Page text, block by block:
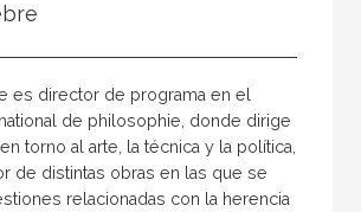
es director de programa en el
de philosophie, donde dirige
torno al arte, la técnica y la política,
de distintas obras en las que se
relacionadas con la herencia